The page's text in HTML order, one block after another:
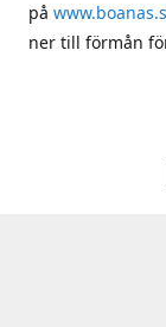
på
ner till förmån